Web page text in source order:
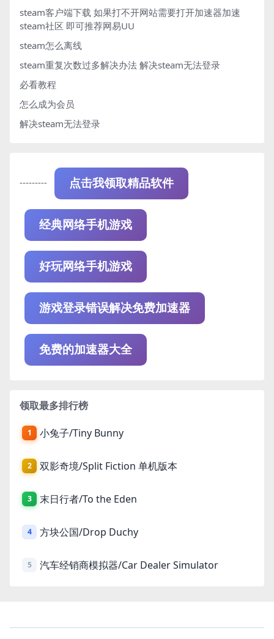
steam客户端下载 如果打不开网站需要打开加速器加速
steam社区 即可推荐网易UU
steam怎么离线
steam重复次数过多解决办法 解决steam无法登录
必看教程
怎么成为会员
解决steam无法登录
--------- 点击我领取精品软件
经典网络手机游戏
好玩网络手机游戏
游戏登录错误解决免费加速器
免费的加速器大全
领取最多排行榜
1 小兔子/Tiny Bunny
2 双影奇境/Split Fiction 单机版本
3 末日行者/To the Eden
4 方块公国/Drop Duchy
5 汽车经销商模拟器/Car Dealer Simulator